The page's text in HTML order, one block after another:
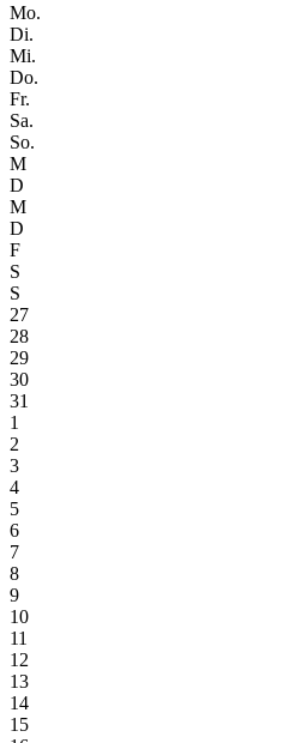
Mo.
Di.
Mi.
Do.
Fr.
Sa.
So.
M
D
M
D
F
S
S
27
28
29
30
31
1
2
3
4
5
6
7
8
9
10
11
12
13
14
15